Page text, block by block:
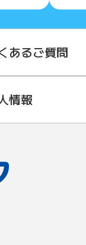
あるご質問
情報